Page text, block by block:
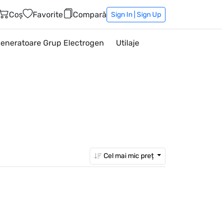
Coș Favorite Compară Sign In | Sign Up
Grup Electrogen Utilaje
Cel mai mic preț